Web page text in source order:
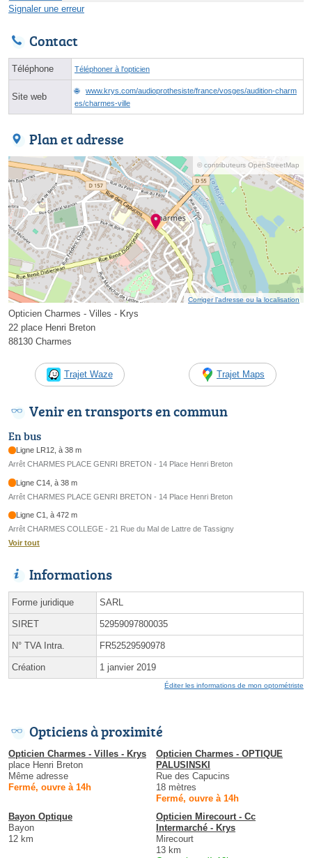
Signaler une erreur
Contact
Téléphone Téléphoner à l'opticien
Site web
www.krys.com/audioprothesiste/france/vosges/audition-charm
es/charmes-ville
Plan et adresse
© contributeurs OpenStreetMap
Corriger l’adresse ou la localisation
Opticien Charmes - Villes - Krys
22 place Henri Breton
88130 Charmes
Trajet Waze Trajet Maps
Venir en transports en commun
En bus
Ligne LR12, à 38 m
Arrêt CHARMES PLACE GENRI BRETON - 14 Place Henri Breton
Ligne C14, à 38 m
Arrêt CHARMES PLACE GENRI BRETON - 14 Place Henri Breton
Ligne C1, à 472 m
Arrêt CHARMES COLLEGE - 21 Rue du Mal de Lattre de Tassigny
Voir tout
Informations
Forme juridique SARL
SIRET 52959097800035
N° TVA Intra. FR52529590978
Création 1 janvier 2019
Éditer les informations de mon optométriste
Opticiens à proximité
Opticien Charmes - Villes - Krys
place Henri Breton
Même adresse
Fermé, ouvre à 14h
Opticien Charmes - OPTIQUE
PALUSINSKI
Rue des Capucins
18 mètres
Fermé, ouvre à 14h
Bayon Optique
Bayon
12 km
Opticien Mirecourt - Cc
Intermarché - Krys
Mirecourt
13 km